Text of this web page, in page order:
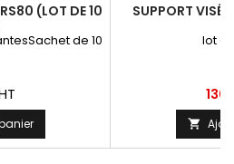
(LOT DE 10
de 10
SUPPORT
lot
Prix
